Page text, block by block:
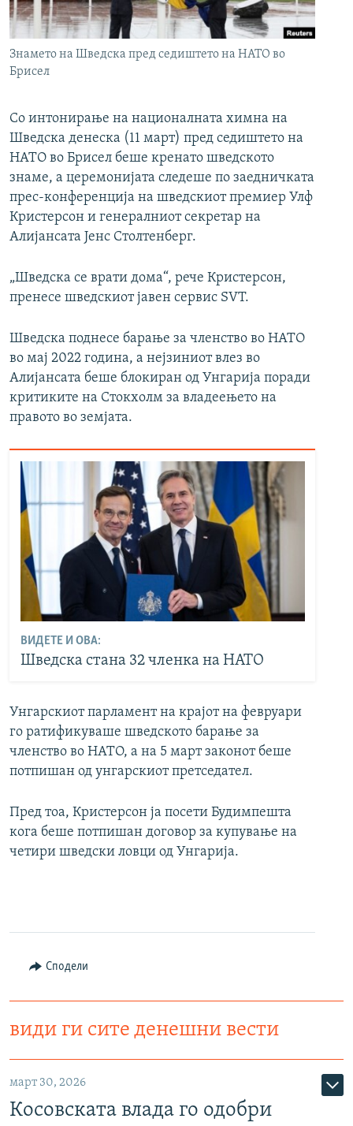
РСЕ веб страници
Знамето на Шведска пред седиштето на НАТО во
Брисел
Со интонирање на националната химна на
Шведска денеска (11 март) пред седиштето на
НАТО во Брисел беше кренато шведското
знаме, а церемонијата следеше по заедничката
прес-конференција на шведскиот премиер Улф
Кристерсон и генералниот секретар на
Алијансата Јенс Столтенберг.
„Шведска се врати дома“, рече Кристерсон,
пренесе шведскиот јавен сервис SVT.
Шведска поднесе барање за членство во НАТО
во мај 2022 година, а нејзиниот влез во
Алијансата беше блокиран од Унгарија поради
критиките на Стокхолм за владеењето на
правото во земјата.
ВИДЕТЕ И ОВА:
Шведска стана 32 членка на НАТО
Унгарскиот парламент на крајот на февруари
го ратификуваше шведското барање за
членство во НАТО, а на 5 март законот беше
потпишан од унгарскиот претседател.
Пред тоа, Кристерсон ја посети Будимпешта
кога беше потпишан договор за купување на
четири шведски ловци од Унгарија.
Сподели
види ги сите денешни вести
март 30, 2026
Косовската влада го одобри